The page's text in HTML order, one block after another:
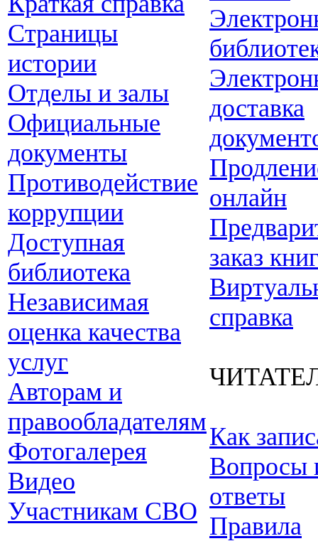
Страницы
истории
Отделы и залы
Официальные
документы
Противодействие
коррупции
Доступная
библиотека
Независимая
оценка качества
услуг
Авторам и
правообладателям
Фотогалерея
Видео
Участникам СВО
доставка
онлайн
заказ
справка
Как
Вопросы
ответы
Правила